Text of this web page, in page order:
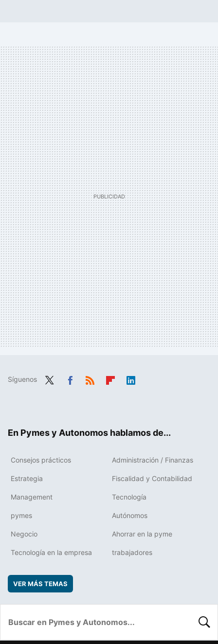
Síguenos
En Pymes y Autonomos hablamos de...
Consejos prácticos Administración / Finanzas
Estrategia Fiscalidad y Contabilidad
Management Tecnología
pymes Autónomos
Negocio Ahorrar en la pyme
Tecnología en la empresa trabajadores
VER MÁS TEMAS